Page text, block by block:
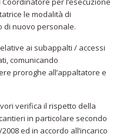
le modalità di
di nuovo personale.
ai subappalti / accessi
comunicando
proroghe all’appaltatore e
verifica il rispetto della
in particolare secondo
ed in accordo all’incarico